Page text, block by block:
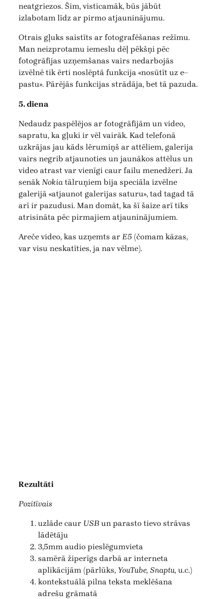
neatgriezos. Šim, visticamāk, būs jābūt
izlabotam līdz ar pirmo atjauninājumu.
Otrais gļuks saistīts ar fotografēšanas režīmu.
Man neizprotamu iemeslu dēļ pēkšņi pēc
fotogrāfijas uzņemšanas vairs nedarbojās
izvēlnē tik ērti noslēptā funkcija «nosūtīt uz e–
pastu». Pārējās funkcijas strādāja, bet tā pazuda.
5. diena
Nedaudz paspēlējos ar fotogrāfijām un video,
sapratu, ka gļuki ir vēl vairāk. Kad telefonā
uzkrājas jau kāds lērumiņš ar attēliem, galerija
vairs negrib atjaunoties un jaunākos attēlus un
video atrast var vienīgi caur failu menedžeri. Ja
senākNokia tālruņiem bija speciāla izvēlne
galerijā «atjaunot galerijas saturu», tad tagad tā
arī ir pazudusi. Man domāt, ka šī šaize arī tiks
atrisināta pēc pirmajiem atjauninājumiem.
Areče video, kas uzņemts ar E5 (čomam kāzas,
var visu neskatīties, ja nav vēlme).
Rezultāti
Pozitīvais
uzlāde caur USB un parasto tievo strāvas
lādētāju
3,5mm audio pieslēgumvieta
samērā žiperīgs darbā ar interneta
aplikācijām (pārlūks, YouTube, Snaptu, u.c.)
kontekstuālā pilna teksta meklēšana
adrešu grāmatā